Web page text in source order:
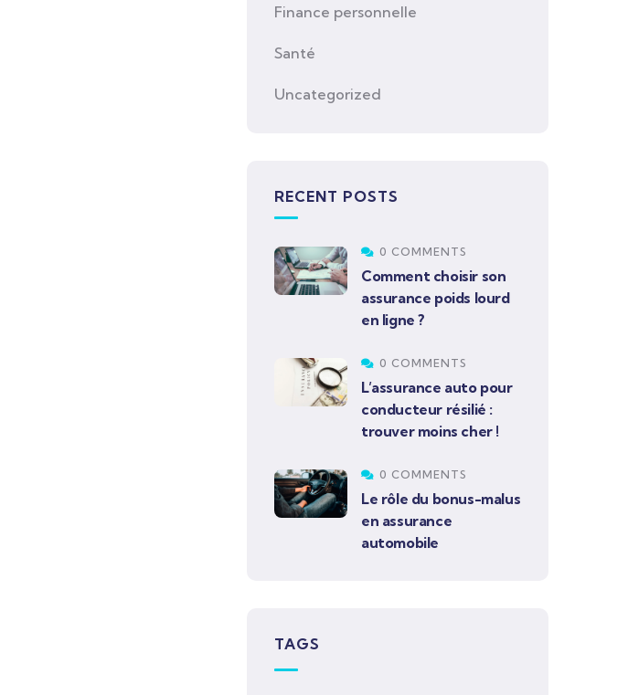
Finance personnelle
Santé
Uncategorized
RECENT POSTS
0 COMMENTS
Comment choisir son
assurance poids lourd
en ligne ?
0 COMMENTS
L’assurance auto pour
conducteur résilié :
trouver moins cher !
0 COMMENTS
Le rôle du bonus-malus
en assurance
automobile
TAGS